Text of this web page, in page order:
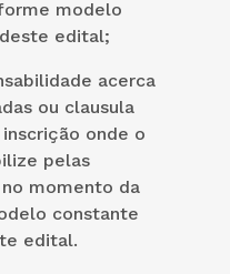
modelo
edital;
acerca
ou clausula
onde o
pelas
momento da
constante
edital.